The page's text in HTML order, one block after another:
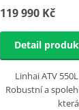
119 990 Kč
Detail
Linhai ATV
Robustní a